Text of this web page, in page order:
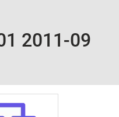
2011-09